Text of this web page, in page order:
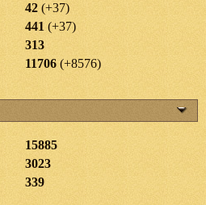
42 (+37)
441 (+37)
313
11706 (+8576)
15885
3023
339